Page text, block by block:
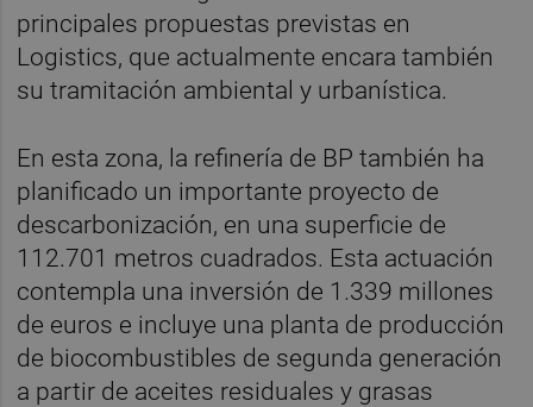
principales propuestas previstas en
Logistics, que actualmente encara también
su tramitación ambiental y urbanística.
En esta zona, la refinería de BP también ha
planificado un importante proyecto de
descarbonización, en una superficie de
112.701 metros cuadrados. Esta actuación
contempla una inversión de 1.339 millones
de euros e incluye una planta de producción
de biocombustibles de segunda generación
a partir de aceites residuales y grasas